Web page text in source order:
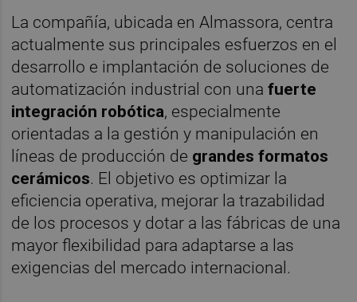
La compañía, ubicada en Almassora, centra
actualmente sus principales esfuerzos en el
desarrollo e implantación de soluciones de
automatización industrial con unafuerte
integración robótica, especialmente
orientadas a la gestión y manipulación en
líneas de producción de grandes formatos
cerámicos. El objetivo es optimizar la
eficiencia operativa, mejorar la trazabilidad
de los procesos y dotar a las fábricas de una
mayor flexibilidad para adaptarse a las
exigencias del mercado internacional.